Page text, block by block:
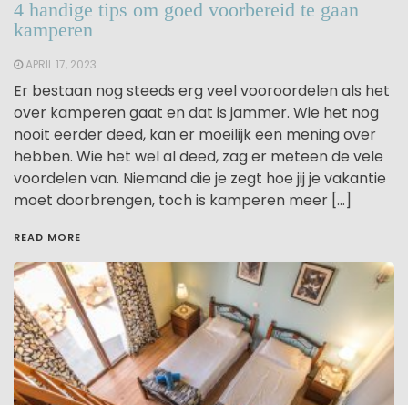
4 handige tips om goed voorbereid te gaan
kamperen
APRIL 17, 2023
Er bestaan nog steeds erg veel vooroordelen als het
over kamperen gaat en dat is jammer. Wie het nog
nooit eerder deed, kan er moeilijk een mening over
hebben. Wie het wel al deed, zag er meteen de vele
voordelen van. Niemand die je zegt hoe jij je vakantie
moet doorbrengen, toch is kamperen meer […]
READ MORE